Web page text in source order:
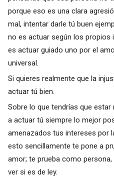
porque eso es una clara
mal, intentar darle tú buen
no es actuar según los propios
es actuar guiado uno por el
universal.
Si quieres realmente que la
actuar tú bien.
Sobre lo que tendrías que
a actuar tú siempre lo mejor
amenazados tus intereses por
esto sencillamente te pone a
amor; te prueba como
ver si es de ley.